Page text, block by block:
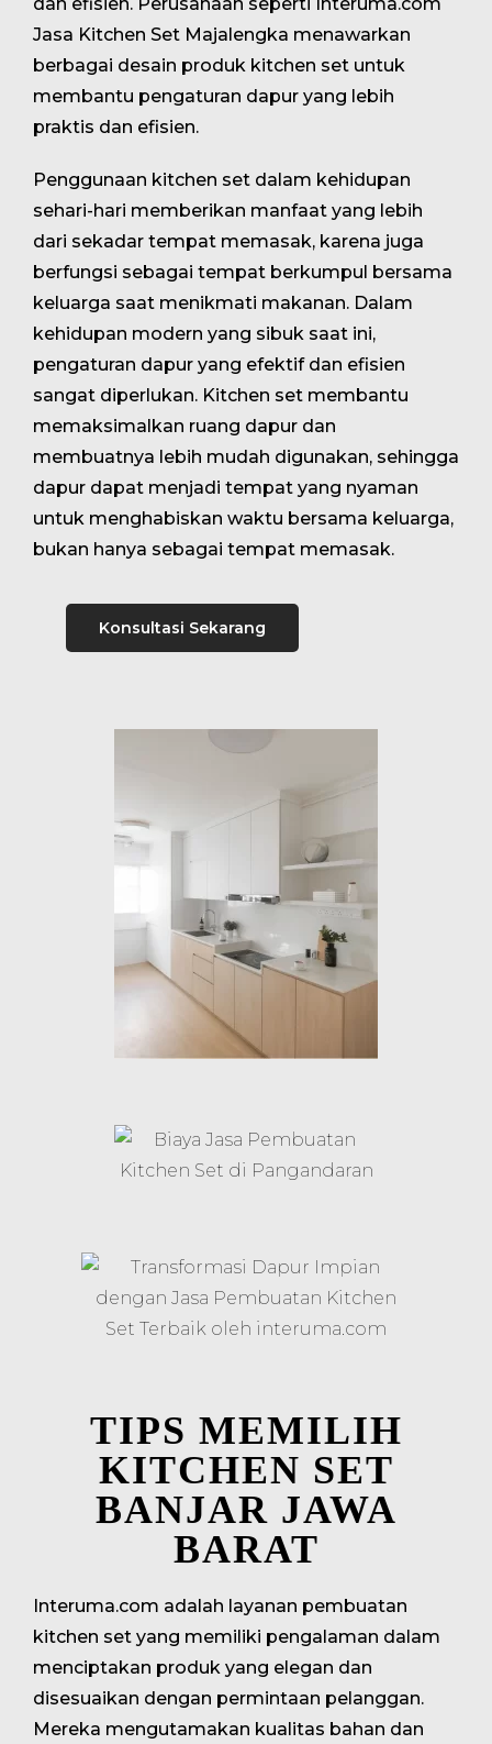
Jasa Kitchen Set Majalengka menawarkan
berbagai desain produk kitchen set untuk
membantu pengaturan dapur yang lebih
praktis dan efisien.
Penggunaan kitchen set dalam kehidupan
sehari-hari memberikan manfaat yang lebih
dari sekadar tempat memasak, karena juga
berfungsi sebagai tempat berkumpul bersama
keluarga saat menikmati makanan. Dalam
kehidupan modern yang sibuk saat ini,
pengaturan dapur yang efektif dan efisien
sangat diperlukan. Kitchen set membantu
memaksimalkan ruang dapur dan
membuatnya lebih mudah digunakan, sehingga
dapur dapat menjadi tempat yang nyaman
untuk menghabiskan waktu bersama keluarga,
bukan hanya sebagai tempat memasak.
Konsultasi Sekarang
TIPS MEMILIH
KITCHEN SET
BANJAR JAWA
BARAT
Interuma.com adalah layanan pembuatan
kitchen set yang memiliki pengalaman dalam
menciptakan produk yang elegan dan
disesuaikan dengan permintaan pelanggan.
Mereka mengutamakan kualitas bahan dan